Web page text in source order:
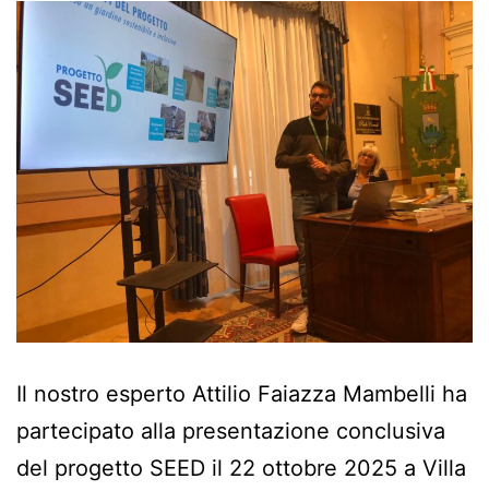
Il nostro esperto Attilio Faiazza Mambelli ha
partecipato alla presentazione conclusiva
del progetto SEED il 22 ottobre 2025 a Villa